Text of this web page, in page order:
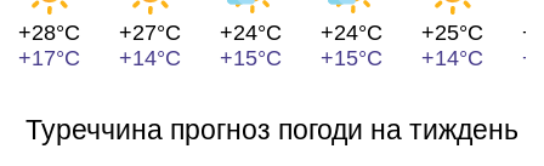
+28°C
+17°C
+27°C
+14°C
+24°C
+15°C
+24°C
+15°C
+25°C
+14°C
Туреччина прогноз погоди на тиждень